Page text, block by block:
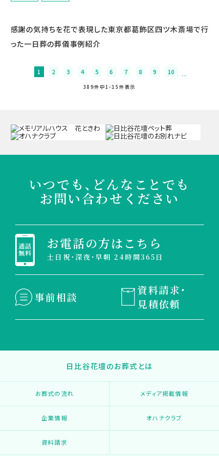
感謝の気持ちを花で表現した東京都葛飾区四ツ木斎場で行
った一日葬の葬儀事例紹介
1 2 3 4 5 6 7 8 9 10 ...
389件中1-15件表⽰
いつでも、どんなことでも
お問い合わせください
お電話の方はこちら
土日祝・深夜・早朝 24時間365日
事前相談
資料請求・
見積依頼
日比谷花壇のお葬式とは
お葬式の流れ メディア掲載情報
企業情報 オハナクラブ
資料請求